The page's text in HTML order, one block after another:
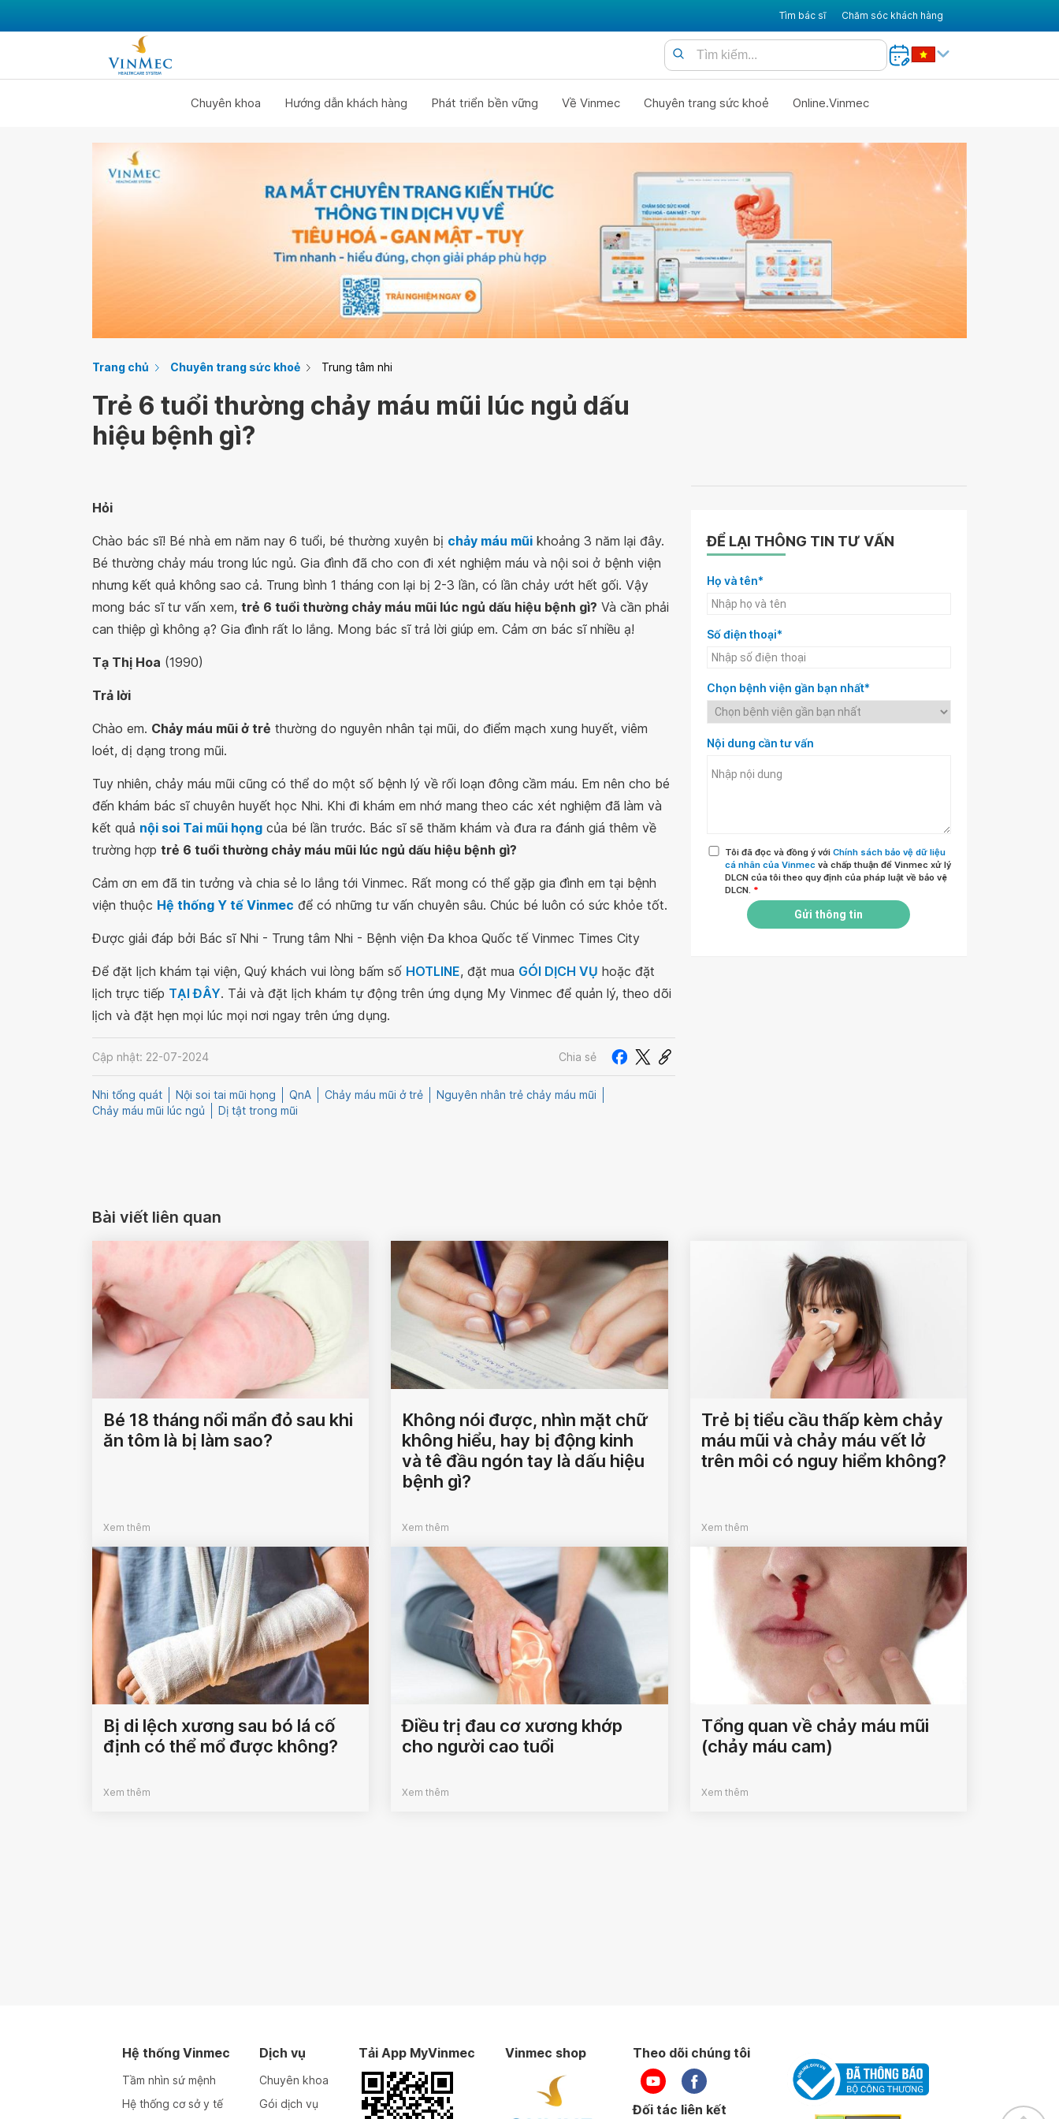
Tìm bác sĩ Chăm sóc khách hàng
Chuyên khoa Hướng dẫn khách hàng Phát triển bền vững Về Vinmec Chuyên trang sức khoẻ Online.Vinmec
Trang chủ Chuyên trang sức khoẻ Trung tâm nhi
Trẻ 6 tuổi thường chảy máu mũi lúc ngủ dấu
hiệu bệnh gì?
Hỏi
Chào bác sĩ! Bé nhà em năm nay 6 tuổi, bé thường xuyên bị chảy máu mũi khoảng 3 năm lại đây.
Bé thường chảy máu trong lúc ngủ. Gia đình đã cho con đi xét nghiệm máu và nội soi ở bệnh viện
nhưng kết quả không sao cả. Trung bình 1 tháng con lại bị 2-3 lần, có lần chảy ướt hết gối. Vậy
mong bác sĩ tư vấn xem, trẻ 6 tuổi thường chảy máu mũi lúc ngủ dấu hiệu bệnh gì? Và cần phải
can thiệp gì không ạ? Gia đình rất lo lắng. Mong bác sĩ trả lời giúp em. Cảm ơn bác sĩ nhiều ạ!
Tạ Thị Hoa (1990)
Trả lời
Chào em. Chảy máu mũi ở trẻ thường do nguyên nhân tại mũi, do điểm mạch xung huyết, viêm
loét, dị dạng trong mũi.
Tuy nhiên, chảy máu mũi cũng có thể do một số bệnh lý về rối loạn đông cầm máu. Em nên cho bé
đến khám bác sĩ chuyên huyết học Nhi. Khi đi khám em nhớ mang theo các xét nghiệm đã làm và
kết quả nội soi Tai mũi họng của bé lần trước. Bác sĩ sẽ thăm khám và đưa ra đánh giá thêm về
trường hợp trẻ 6 tuổi thường chảy máu mũi lúc ngủ dấu hiệu bệnh gì?
Cảm ơn em đã tin tưởng và chia sẻ lo lắng tới Vinmec. Rất mong có thể gặp gia đình em tại bệnh
viện thuộc Hệ thống Y tế Vinmec để có những tư vấn chuyên sâu. Chúc bé luôn có sức khỏe tốt.
Được giải đáp bởi Bác sĩ Nhi - Trung tâm Nhi - Bệnh viện Đa khoa Quốc tế Vinmec Times City
Để đặt lịch khám tại viện, Quý khách vui lòng bấm số HOTLINE, đặt mua GÓI DỊCH VỤ hoặc đặt
lịch trực tiếp TẠI ĐÂY. Tải và đặt lịch khám tự động trên ứng dụng My Vinmec để quản lý, theo dõi
lịch và đặt hẹn mọi lúc mọi nơi ngay trên ứng dụng.
Cập nhật: 22-07-2024 Chia sẻ
Nhi tổng quát Nội soi tai mũi họng QnA Chảy máu mũi ở trẻ
Nguyên nhân trẻ chảy máu mũi
Chảy máu mũi lúc ngủ
Dị tật trong mũi
ĐỂ LẠI THÔNG TIN TƯ VẤN
Họ và tên*
Số điện thoại*
Chọn bệnh viện gần bạn nhất*
Nội dung cần tư vấn
Tôi đã đọc và đồng ý với Chính sách bảo vệ dữ liệu
cá nhân của Vinmec và chấp thuận để Vinmec xử lý
DLCN của tôi theo quy định của pháp luật về bảo vệ
DLCN. *
Gửi thông tin
Bài viết liên quan
Bé 18 tháng nổi mẩn đỏ sau khi
ăn tôm là bị làm sao?
Xem thêm
Không nói được, nhìn mặt chữ
không hiểu, hay bị động kinh
và tê đầu ngón tay là dấu hiệu
bệnh gì?
Xem thêm
Trẻ bị tiểu cầu thấp kèm chảy
máu mũi và chảy máu vết lở
trên môi có nguy hiểm không?
Xem thêm
Bị di lệch xương sau bó lá cố
định có thể mổ được không?
Xem thêm
Điều trị đau cơ xương khớp
cho người cao tuổi
Xem thêm
Tổng quan về chảy máu mũi
(chảy máu cam)
Xem thêm
Hệ thống Vinmec
Tầm nhìn sứ mệnh
Hệ thống cơ sở y tế
Dịch vụ
Chuyên khoa
Gói dịch vụ
Tải App MyVinmec Vinmec shop Theo dõi chúng tôi
Đối tác liên kết